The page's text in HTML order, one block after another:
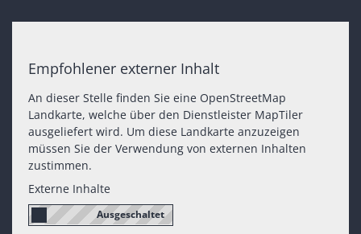
Empfohlener externer Inhalt
An dieser Stelle finden Sie eine OpenStreetMap
Landkarte, welche über den Dienstleister MapTiler
ausgeliefert wird. Um diese Landkarte anzuzeigen
müssen Sie der Verwendung von externen Inhalten
zustimmen.
Externe Inhalte